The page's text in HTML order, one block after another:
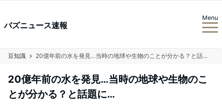
バズニュース速報
Menu
豆知識 20億年前の水を発見…当時の地球や生物のことが分かる？と話題に…
20億年前の水を発見…当時の地球や生物のこ
とが分かる？と話題に…